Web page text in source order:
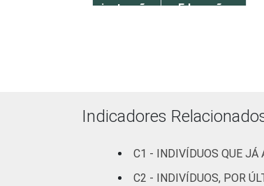
instrução
Educação
Faixa
etária
De 10 a 15
anos
Indicadores
C1 - INDIVÍDUOS QUE JÁ
C2 - INDIVÍDUOS, POR